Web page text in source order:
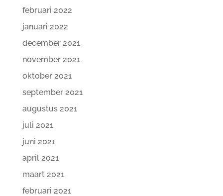
februari 2022
januari 2022
december 2021
november 2021
oktober 2021
september 2021
augustus 2021
juli 2021
juni 2021
april 2021
maart 2021
februari 2021